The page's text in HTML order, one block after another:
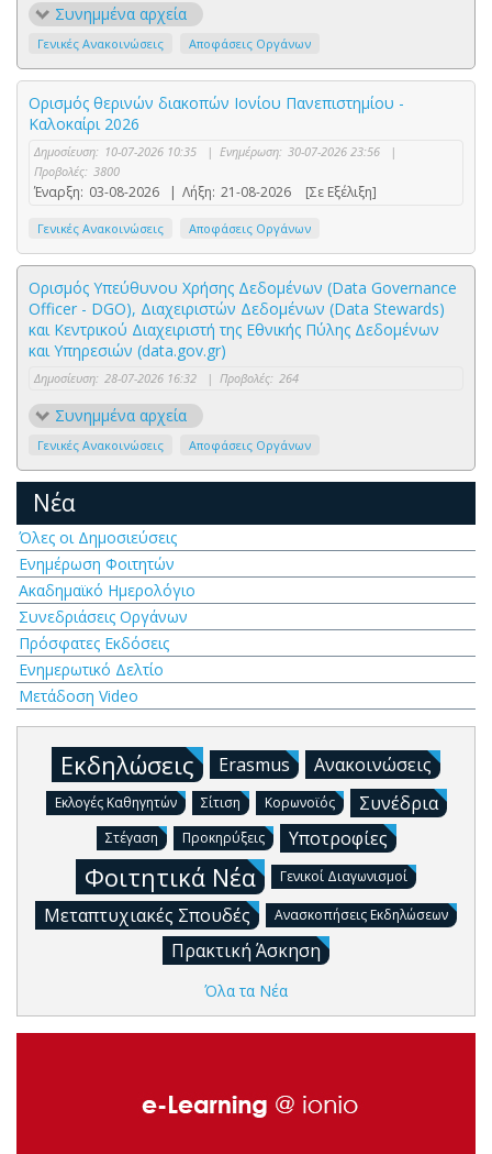
Συνημμένα αρχεία
Γενικές Ανακοινώσεις Αποφάσεις Οργάνων
Ορισμός θερινών διακοπών Ιονίου Πανεπιστημίου -
Καλοκαίρι 2026
Δημοσίευση: 10-07-2026 10:35 | Ενημέρωση: 30-07-2026 23:56
|
Προβολές: 3800
Έναρξη: 03-08-2026 | Λήξη: 21-08-2026 [Σε Εξέλιξη]
Γενικές Ανακοινώσεις Αποφάσεις Οργάνων
Ορισμός Υπεύθυνου Χρήσης Δεδομένων (Data Governance
Officer - DGO), Διαχειριστών Δεδομένων (Data Stewards)
και Κεντρικού Διαχειριστή της Εθνικής Πύλης Δεδομένων
και Υπηρεσιών (data.gov.gr)
Δημοσίευση: 28-07-2026 16:32 | Προβολές: 264
Συνημμένα αρχεία
Γενικές Ανακοινώσεις Αποφάσεις Οργάνων
Νέα
Όλες οι Δημοσιεύσεις
Ενημέρωση Φοιτητών
Ακαδημαϊκό Ημερολόγιο
Συνεδριάσεις Οργάνων
Πρόσφατες Εκδόσεις
Ενημερωτικό Δελτίο
Μετάδοση Video
Εκδηλώσεις Erasmus Ανακοινώσεις
Εκλογές Καθηγητών Σίτιση Κορωνοϊός Συνέδρια
Στέγαση Προκηρύξεις Υποτροφίες
Φοιτητικά Νέα Γενικοί Διαγωνισμοί
Μεταπτυχιακές Σπουδές Ανασκοπήσεις Εκδηλώσεων
Πρακτική Άσκηση
Όλα τα Νέα